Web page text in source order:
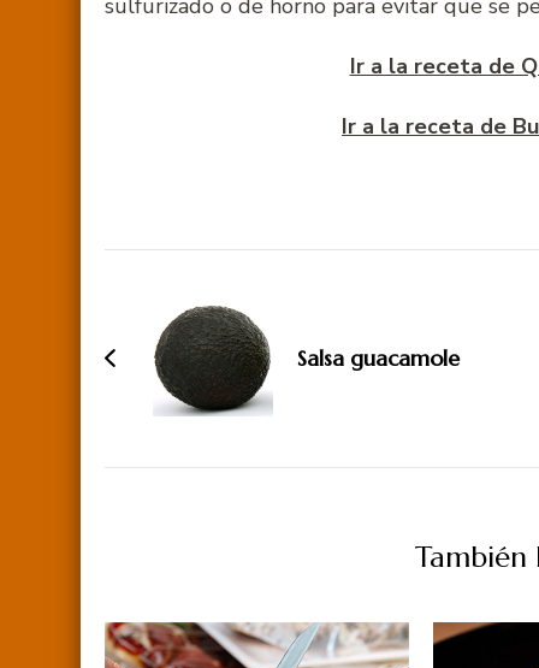
sulfurizado o de horno para evitar que se
Ir a la receta de
Ir a la receta de
entradas
Salsa guacamole
También